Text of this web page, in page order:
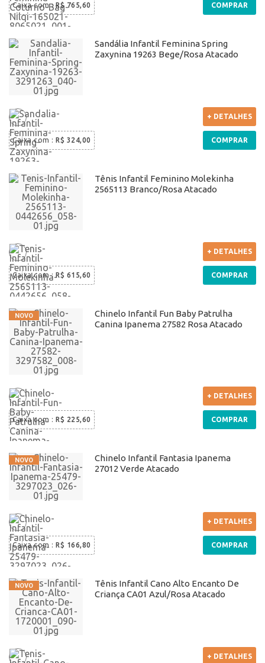
Caixa com: R$ 765,60 COMPRAR
Sandália Infantil Feminina Spring
Zaxynina 19263 Bege/Rosa Atacado
Caixa com : R$ 324,00
+ DETALHES
COMPRAR
Tênis Infantil Feminino Molekinha
2565113 Branco/Rosa Atacado
Caixa com: R$ 615,60
+ DETALHES
COMPRAR
Chinelo Infantil Fun Baby Patrulha
Canina Ipanema 27582 Rosa Atacado
Caixa com : R$ 225,60
+ DETALHES
COMPRAR
Chinelo Infantil Fantasia Ipanema
27012 Verde Atacado
Caixa com : R$ 166,80
+ DETALHES
COMPRAR
Tênis Infantil Cano Alto Encanto De
Criança CA01 Azul/Rosa Atacado
+ DETALHES